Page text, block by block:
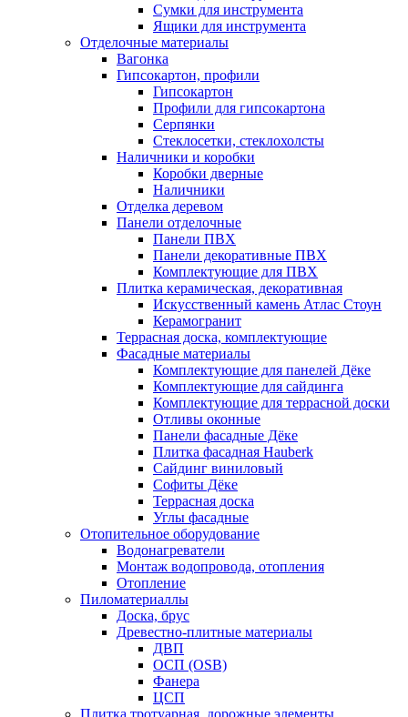
Сумки для инструмента
Ящики для инструмента
Отделочные материалы
Вагонка
Гипсокартон, профили
Гипсокартон
Профили для гипсокартона
Серпянки
Стеклосетки, стеклохолсты
Наличники и коробки
Коробки дверные
Наличники
Отделка деревом
Панели отделочные
Панели ПВХ
Панели декоративные ПВХ
Комплектующие для ПВХ
Плитка керамическая, декоративная
Искусственный камень Атлас Стоун
Керамогранит
Террасная доска, комплектующие
Фасадные материалы
Комплектующие для панелей Дёке
Комплектующие для сайдинга
Комплектующие для террасной доски
Отливы оконные
Панели фасадные Дёке
Плитка фасадная Hauberk
Сайдинг виниловый
Софиты Дёке
Террасная доска
Углы фасадные
Отопительное оборудование
Водонагреватели
Монтаж водопровода, отопления
Отопление
Пиломатериаллы
Доска, брус
Древестно-плитные материалы
ДВП
ОСП (OSB)
Фанера
ЦСП
Плитка тротуарная, дорожные элементы